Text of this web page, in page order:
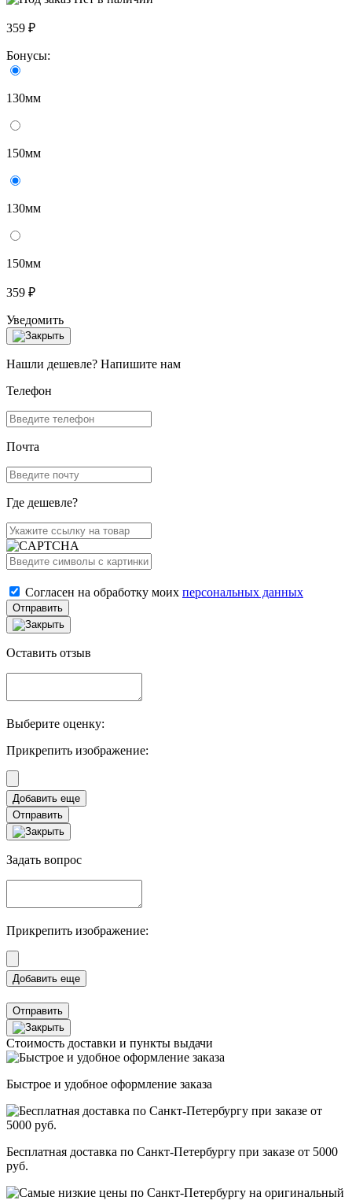
359 ₽
Бонусы:
130мм
150мм
130мм
150мм
359 ₽
Уведомить
Нашли дешевле? Напишите нам
Телефон
Почта
Где дешевле?
Согласен на обработку моих персональных данных
Отправить
Оставить отзыв
Выберите оценку:
Прикрепить изображение:
Отправить
Задать вопрос
Прикрепить изображение:
Отправить
Стоимость доставки и пункты выдачи
Быстрое и удобное оформление заказа
Бесплатная доставка по Санкт-Петербургу при заказе от 5000
руб.